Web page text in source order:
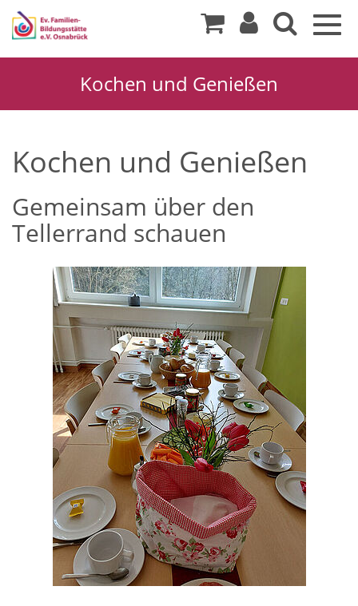
Kochen und Genießen
Kochen und Genießen
Gemeinsam über den
Tellerrand schauen